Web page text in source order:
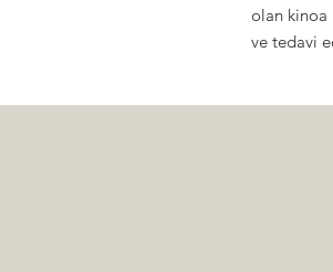
olan kinoa
ve tedavi